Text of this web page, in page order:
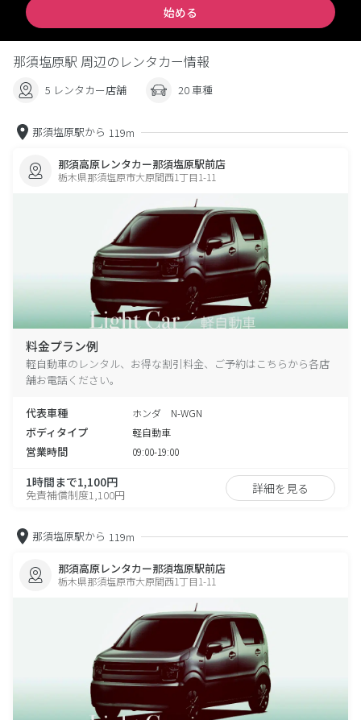
始める
那須塩原駅 周辺のレンタカー情報
5 レンタカー店舗 20 車種
那須塩原駅から 119m
那須高原レンタカー那須塩原駅前店
栃木県那須塩原市大原間西1丁目1-11
料金プラン例
軽自動車のレンタル、お得な割引料金、ご予約はこちらから各店
舗お電話ください。
代表車種 ホンダ N-WGN
ボディタイプ 軽自動車
営業時間 09:00-19:00
1時間まで1,100円
免責補償制度1,100円 詳細を見る
那須塩原駅から 119m
那須高原レンタカー那須塩原駅前店
栃木県那須塩原市大原間西1丁目1-11